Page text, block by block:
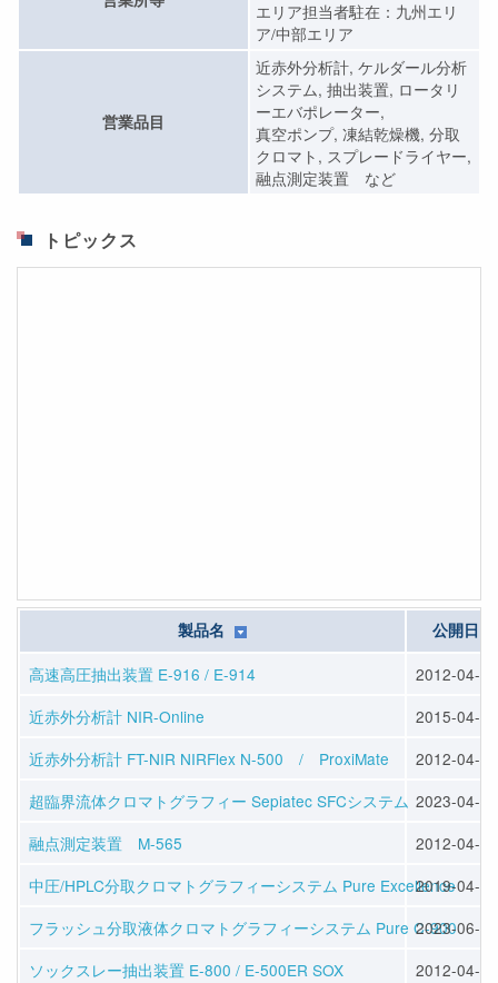
エリア担当者駐在：九州エリ
ア/中部エリア
営業品目
近赤外分析計, ケルダール分析
システム, 抽出装置, ロータリ
ーエバポレーター,
真空ポンプ, 凍結乾燥機, 分取
クロマト, スプレードライヤー,
融点測定装置 など
トピックス
製品名 公開日
高速高圧抽出装置 E-916 / E-914
2012-04-25
近赤外分析計 NIR-Online
2015-04-10
近赤外分析計 FT-NIR NIRFlex N-500 / ProxiMate
2012-04-23
超臨界流体クロマトグラフィー Sepiatec SFCシステム 2023-04-14
融点測定装置 M-565
2012-04-23
中圧/HPLC分取クロマトグラフィーシステム Pure Excellence
2019-04-22
フラッシュ分取液体クロマトグラフィーシステム Pure C-900
2023-06-07
ソックスレー抽出装置 E-800 / E-500ER SOX
2012-04-25